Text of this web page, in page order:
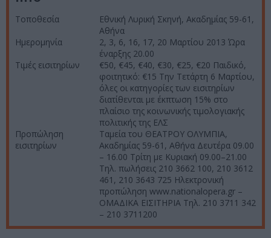
Τοποθεσία
Εθνική Λυρική Σκηνή, Ακαδημίας 59-61,
Αθήνα
Ημερομηνία
2, 3, 6, 16, 17, 20 Μαρτίου 2013 Ώρα
έναρξης 20.00
Τιμές εισιτηρίων
€50, €45, €40, €30, €25, €20 Παιδικό,
φοιτητικό: €15 Την Τετάρτη 6 Μαρτίου,
όλες οι κατηγορίες των εισιτηρίων
διατίθενται με έκπτωση 15% στο
πλαίσιο της κοινωνικής τιμολογιακής
πολιτικής της ΕΛΣ
Προπώληση
εισιτηρίων
Ταμεία τoυ ΘΕΑΤΡΟΥ ΟΛΥΜΠΙΑ,
Ακαδημίας 59-61, Αθήνα Δευτέρα 09.00
– 16.00 Τρίτη με Κυριακή 09.00–21.00
Τηλ. πωλήσεις 210 3662 100, 210 3612
461, 210 3643 725 Ηλεκτρονική
προπώληση www.nationalopera.gr –
ΟΜΑΔΙΚΑ ΕΙΣΙΤΗΡΙΑ Τηλ. 210 3711 342
– 210 3711200